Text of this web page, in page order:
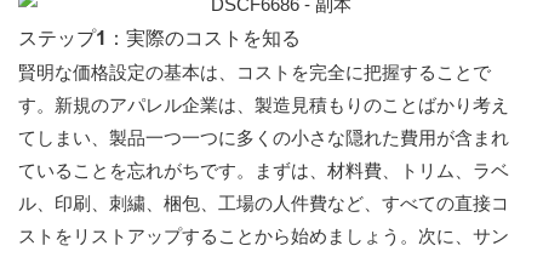
ステップ1：実際のコストを知る
賢明な価格設定の基本は、コストを完全に把握することで
す。新規のアパレル企業は、製造見積もりの​​ことばかり考え
てしまい、製品一つ一つに多くの小さな隠れた費用が含まれ
ていることを忘れがちです。まずは、材料費、トリム、ラベ
ル、印刷、刺繍、梱包、工場の人件費など、すべての直接コ
ストをリストアップすることから始めましょう。次に、サン